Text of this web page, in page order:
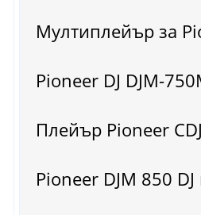
Мултиплейър за
Pioneer DJ DJM-
Плейър Pioneer
Pioneer DJM 850